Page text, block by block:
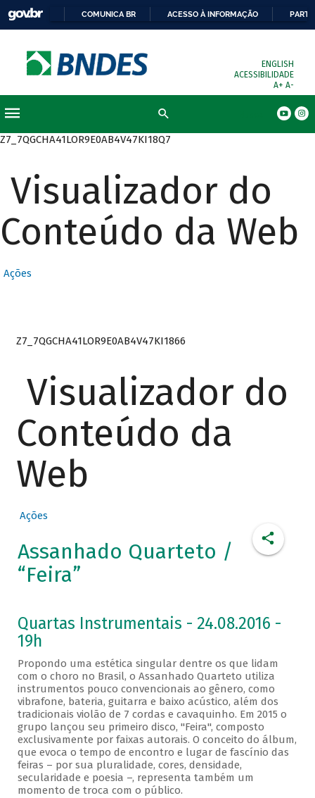
COMUNICA BR ACESSO À INFORMAÇÃO
ENGLISH
ACESSIBILIDADE
A+ A-
Z7_7QGCHA41LOR9E0AB4V47KI18Q7
Visualizador do
Conteúdo da Web
Ações
Z7_7QGCHA41LOR9E0AB4V47KI1866
Visualizador do
Conteúdo da
Web
Ações
Assanhado Quarteto /
“Feira”
Quartas Instrumentais - 24.08.2016 -
19h
Propondo uma estética singular dentre os que lidam
com o choro no Brasil, o Assanhado Quarteto utiliza
instrumentos pouco convencionais ao gênero, como
vibrafone, bateria, guitarra e baixo acústico, além dos
tradicionais violão de 7 cordas e cavaquinho. Em 2015 o
grupo lançou seu primeiro disco, "Feira", composto
exclusivamente por faixas autorais. O conceito do álbum,
que evoca o tempo de encontro e lugar de fascínio das
feiras – por sua pluralidade, cores, densidade,
secularidade e poesia –, representa também um
momento de troca com o público.